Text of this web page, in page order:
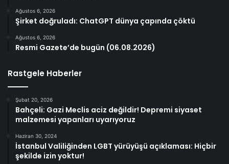
Ağustos 6, 2026
Şirket doğruladı: ChatGPT dünya çapında çöktü
Ağustos 6, 2026
Resmi Gazete’de bugün (06.08.2026)
Rastgele Haberler
Şubat 20, 2026
Bahçeli: Gazi Meclis aciz değildir! Depremi siyaset
malzemesi yapanları uyarıyoruz
Haziran 30, 2024
İstanbul Valiliğinden LGBT yürüyüşü açıklaması: Hiçbir
şekilde izin yoktur!